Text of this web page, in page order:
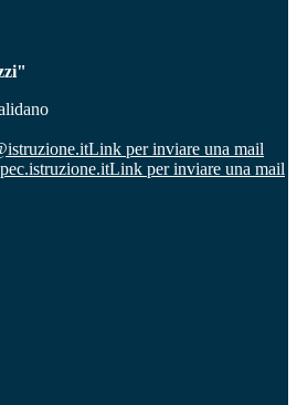
Link per inviare una mail
Link per inviare una mail